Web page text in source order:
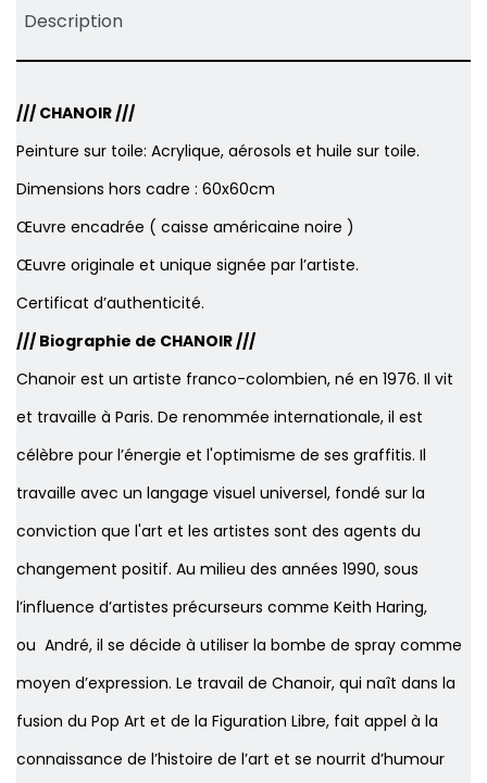
Description
/// CHANOIR ///
Peinture sur toile: Acrylique, aérosols et huile sur toile.
Dimensions hors cadre : 60x60cm
Œuvre encadrée ( caisse américaine noire )
Œuvre originale et unique signée par l’artiste.
Certificat d’authenticité.
/// Biographie de CHANOIR ///
Chanoir est un artiste franco-colombien, né en 1976. Il vit
et travaille à Paris. De renommée internationale, il est
célèbre pour l’énergie et l'optimisme de ses graffitis. Il
travaille avec un langage visuel universel, fondé sur la
conviction que l'art et les artistes sont des agents du
changement positif. Au milieu des années 1990, sous
l’influence d’artistes précurseurs comme Keith Haring,
ou André, il se décide à utiliser la bombe de spray comme
moyen d’expression. Le travail de Chanoir, qui naît dans la
fusion du Pop Art et de la Figuration Libre, fait appel à la
connaissance de l’histoire de l’art et se nourrit d’humour